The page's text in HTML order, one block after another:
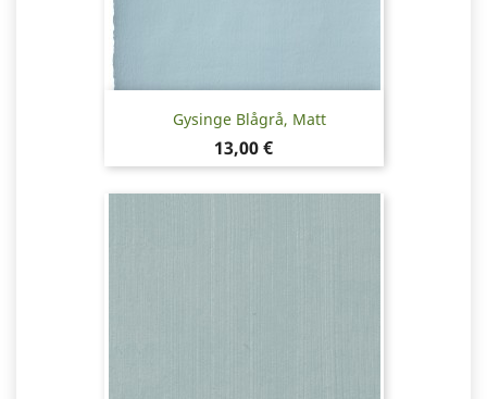
Gysinge Blågrå, Matt
Pris
13,00 €